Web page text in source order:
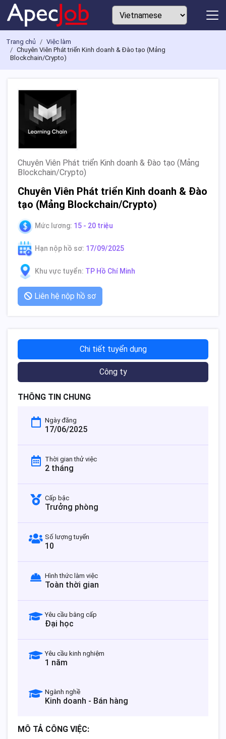
Trang chủ
Việc làm
Chuyên Viên Phát triển Kinh doanh & Đào tạo (Mảng
Blockchain/Crypto)
Chuyên Viên Phát triển Kinh doanh & Đào tạo (Mảng
Blockchain/Crypto)
Chuyên Viên Phát triển Kinh doanh & Đào
tạo (Mảng Blockchain/Crypto)
Mức lương: 15 - 20 triệu
Hạn nộp hồ sơ: 17/09/2025
Khu vực tuyển: TP Hồ Chí Minh
Liên hệ nộp hồ sơ
Chi tiết tuyển dụng
Công ty
THÔNG TIN CHUNG
Ngày đăng
17/06/2025
Thời gian thử việc
2 tháng
Cấp bậc
Trưởng phòng
Số lượng tuyển
10
Hình thức làm việc
Toàn thời gian
Yêu cầu bằng cấp
Đại học
Yêu cầu kinh nghiệm
1 năm
Ngành nghề
Kinh doanh - Bán hàng
MÔ TẢ CÔNG VIỆC: